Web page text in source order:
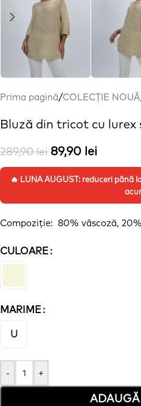
Prima pagină/COLECȚIE NOUĂ
Bluză din tricot cu lurex
289,90lei 89,90 lei
🔥 LUNA AUGUST: reduceri până
Compoziție: 80% vâscoză,
CULOARE
MARIME
U
- +